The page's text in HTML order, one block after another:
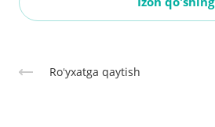
Roʻyxatga qaytish